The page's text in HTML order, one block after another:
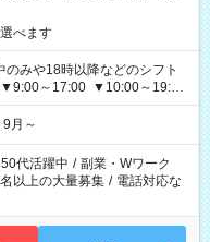
べます
のみや18時以降などのシフト
～17:00 ▼10:00～19:00
月～
代活躍中 / 副業・Wワーク
以上の大量募集 / 電話対応な